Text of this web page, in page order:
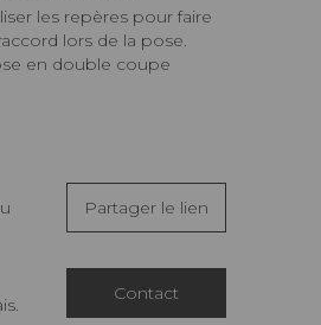
lors de la pose.
en double coupe
Partager le lien
Contact